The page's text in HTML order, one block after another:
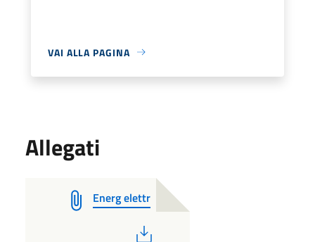
VAI ALLA PAGINA
Allegati
Energ elettr